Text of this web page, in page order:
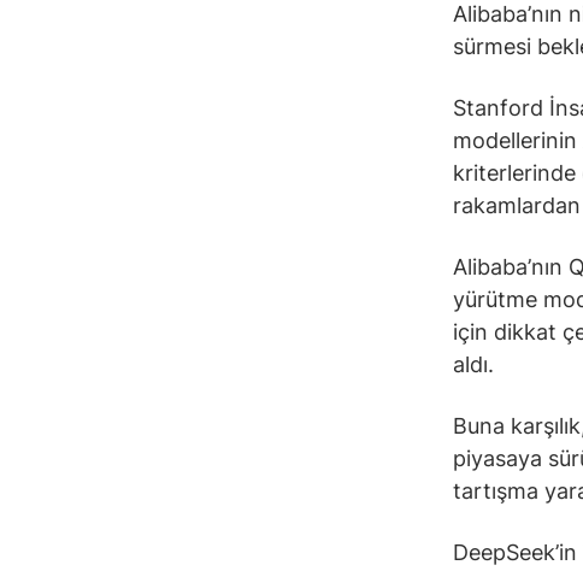
Alibaba’nın
sürmesi
Stanford
modellerinin
kriterlerinde
Alibaba’nın
yürütme
için dikkat
aldı.
Buna
piyasaya
tartışma